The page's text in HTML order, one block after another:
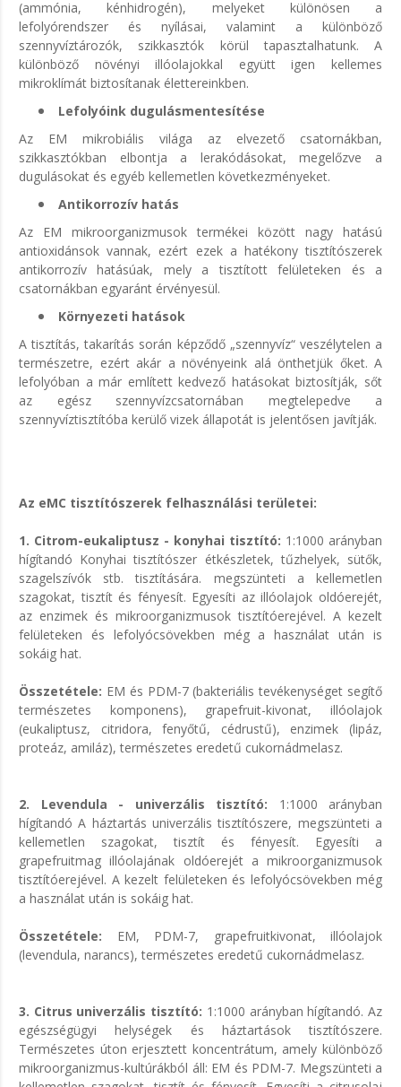
(ammónia, kénhidrogén), melyeket különösen a
lefolyórendszer és nyílásai, valamint a különböző
szennyvíztározók, szikkasztók körül tapasztalhatunk. A
különböző növényi illóolajokkal együtt igen kellemes
mikroklímát biztosítanak élettereinkben.
Lefolyóink dugulásmentesítése
Az EM mikrobiális világa az elvezető csatornákban,
szikkasztókban elbontja a lerakódásokat, megelőzve a
dugulásokat és egyéb kellemetlen következményeket.
Antikorrozív hatás
Az EM mikroorganizmusok termékei között nagy hatású
antioxidánsok vannak, ezért ezek a hatékony tisztítószerek
antikorrozív hatásúak, mely a tisztított felületeken és a
csatornákban egyaránt érvényesül.
Környezeti hatások
A tisztítás, takarítás során képződő „szennyvíz“ veszélytelen a
természetre, ezért akár a növényeink alá önthetjük őket. A
lefolyóban a már említett kedvező hatásokat biztosítják, sőt
az egész szennyvízcsatornában megtelepedve a
szennyvíztisztítóba kerülő vizek állapotát is jelentősen javítják.
Az eMC tisztítószerek felhasználási területei:
1. Citrom-eukaliptusz - konyhai tisztító: 1:1000 arányban
hígítandó Konyhai tisztítószer étkészletek, tűzhelyek, sütők,
szagelszívók stb. tisztítására. megszünteti a kellemetlen
szagokat, tisztít és fényesít. Egyesíti az illóolajok oldóerejét,
az enzimek és mikroorganizmusok tisztítóerejével. A kezelt
felületeken és lefolyócsövekben még a használat után is
sokáig hat.
Összetétele: EM és PDM-7 (bakteriális tevékenységet segítő
természetes komponens), grapefruit-kivonat, illóolajok
(eukaliptusz, citridora, fenyőtű, cédrustű), enzimek (lipáz,
proteáz, amiláz), természetes eredetű cukornádmelasz.
2. Levendula - univerzális tisztító: 1:1000 arányban
hígítandó A háztartás univerzális tisztítószere, megszünteti a
kellemetlen szagokat, tisztít és fényesít. Egyesíti a
grapefruitmag illóolajának oldóerejét a mikroorganizmusok
tisztítóerejével. A kezelt felületeken és lefolyócsövekben még
a használat után is sokáig hat.
Összetétele: EM, PDM-7, grapefruitkivonat, illóolajok
(levendula, narancs), természetes eredetű cukornádmelasz.
3. Citrus univerzális tisztító: 1:1000 arányban hígítandó. Az
egészségügyi helységek és háztartások tisztítószere.
Természetes úton erjesztett koncentrátum, amely különböző
mikroorganizmus-kultúrákból áll: EM és PDM-7. Megszünteti a